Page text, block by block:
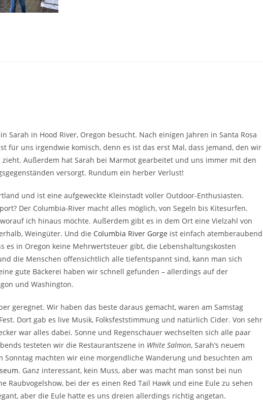
Sarah in Hood River, Oregon besucht. Nach einigen Jahren in Santa Rosa
für uns irgendwie komisch, denn es ist das erst Mal, dass jemand, den wir
Außerdem hat Sarah bei Marmot gearbeitet und uns immer mit den
versorgt. Rundum ein herber Verlust!
und ist eine aufgeweckte Kleinstadt voller Outdoor-Enthusiasten.
Der Columbia-River macht alles möglich, von Segeln bis Kitesurfen.
ich hinaus möchte. Außerdem gibt es in dem Ort eine Vielzahl von
Weingüter. Und die Columbia River Gorge ist einfach atemberaubend
es in Oregon keine Mehrwertsteuer gibt, die Lebenshaltungskosten
die Menschen offensichtlich alle tiefentspannt sind, kann man sich
gute Bäckerei haben wir schnell gefunden – allerdings auf der
und Washington.
geregnet. Wir haben das beste daraus gemacht, waren am Samstag
Dort gab es live Musik, Folksfeststimmung und natürlich Cider. Von sehr
war alles dabei. Sonne und Regenschauer wechselten sich alle paar
testeten wir die Restaurantszene in White Salmon, Sarah’s neuem
machten wir eine morgendliche Wanderung und besuchten am
. Ganz interessant, kein Muss, aber was macht man sonst bei nun
Raubvogelshow, bei der es einen Red Tail Hawk und eine Eule zu sehen
aber die Eule hatte es uns dreien allerdings richtig angetan.